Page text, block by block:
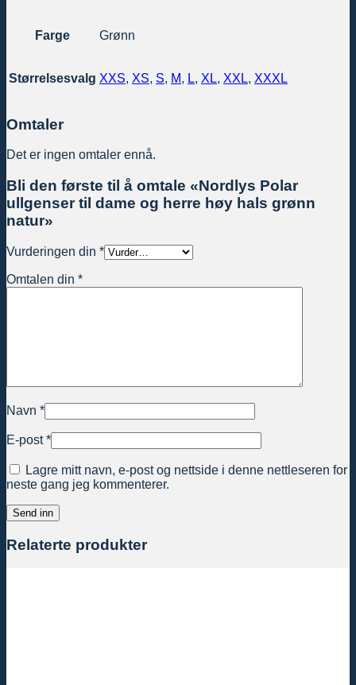
Farge Grønn
Størrelsesvalg XXS, XS, S, M, L, XL, XXL, XXXL
Omtaler
Det er ingen omtaler ennå.
Bli den første til å omtale «Nordlys Polar
ullgenser til dame og herre høy hals grønn
natur»
Vurderingen din *
Omtalen din *
Navn *
E-post*
Lagre mitt navn, e-post og nettside i denne nettleseren for
neste gang jeg kommenterer.
Relaterte produkter